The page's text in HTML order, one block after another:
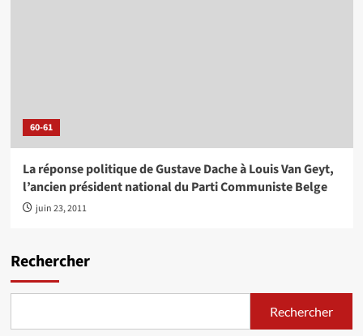
60-61
La réponse politique de Gustave Dache à Louis Van Geyt,
l’ancien président national du Parti Communiste Belge
juin 23, 2011
Rechercher
Rechercher